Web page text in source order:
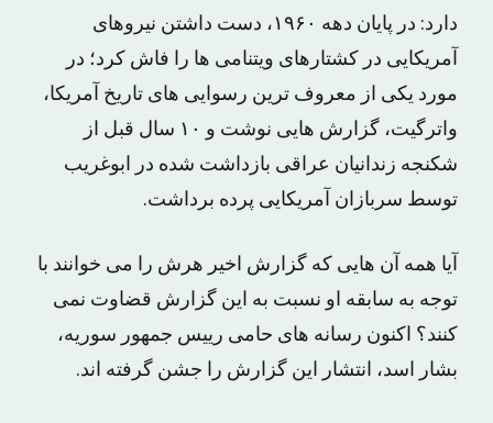
دارد: در پایان دهه ۱۹۶۰، دست داشتن نیروهای
آمریکایی در کشتارهای ویتنامی ها را فاش کرد؛ در
مورد یکی از معروف ترین رسوایی های تاریخ آمریکا،
واترگیت، گزارش هایی نوشت و ۱۰ سال قبل از
شکنجه زندانیان عراقی بازداشت شده در ابوغریب
توسط سربازان آمریکایی پرده برداشت.
آیا همه آن هایی که گزارش اخیر هرش را می خوانند با
توجه به سابقه او نسبت به این گزارش قضاوت نمی
کنند؟ اکنون رسانه های حامی رییس جمهور سوریه،
بشار اسد، انتشار این گزارش را جشن گرفته اند.